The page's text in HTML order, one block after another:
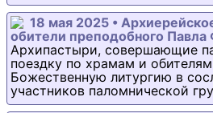
18 мая 2025 •
обители преподобного Павла
Архипастыри, совершающие
поездку по храмам и
Божественную литургию в
участников паломнической